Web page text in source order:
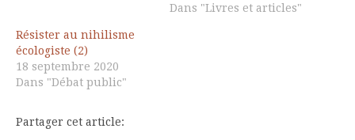
avec l’apparition de la
Dans "Livres et articles"
Résister au nihilisme
écologiste (2)
18 septembre 2020
Dans "Débat public"
Partager cet article: